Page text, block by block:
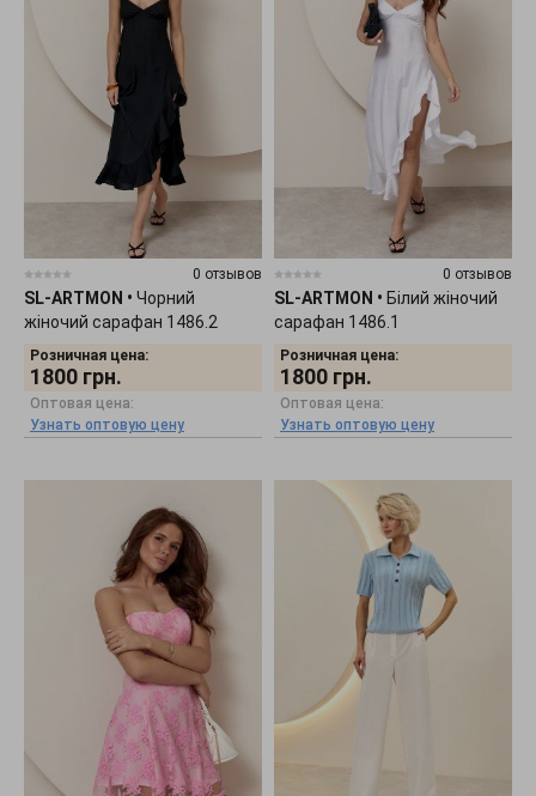
0 отзывов
SL-ARTMON • Чорний
жіночий сарафан 1486.2
Розничная цена:
1800 грн.
Оптовая цена:
Узнать оптовую цену
0 отзывов
SL-ARTMON • Білий жіночий
сарафан 1486.1
Розничная цена:
1800 грн.
Оптовая цена:
Узнать оптовую цену